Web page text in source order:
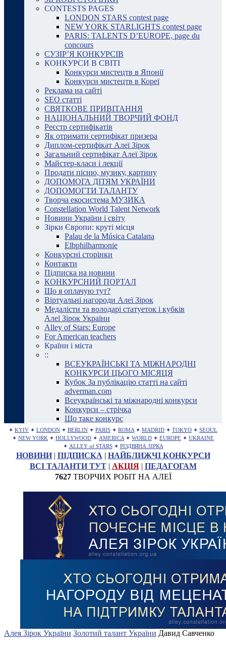
CONTESTS PAGES
LONDON STARS contest page
NEW YORK STARLIGHTS contest page
PARIS: TALENTS D’EUROPE, page du
concours
СУЗІР’Я КОНКУРСІВ
КОНКУРСИ В СВІТІ
Конкурси мистецтв в Японії
Конкурси мистецтв в Кореї
Реклама на сайті
SEO статті
СВЯТКОВЕ ПРИВІТАННЯ
НАЦІОНАЛЬНИЙ ТВОРЧИЙ ФОНД
Реєстр сертифікатів
Як отримати сертифікат призера
Диплом-сертифікат Алеї Зірок
Загальний сертифікат Алеї Зірок
Майстер-класи і лекції
Продати пісню, музику, картину
ДОПОМОГА ДІТЯМ УКРАЇНИ
ДОПОМОГТИ ТАЛАНТУ
Творча екосистема МУЗИКА
Constellation World Talent Network
Новини України і світу
Зірки Європи: круті місця
Palau de la Música Catalana
Elbphilharmonie
Конкурсні сторінки
Контакти
Підписка на новини
КОНКУРСНИЙ ПОРТАЛ
Що я оплачую тут?
Віртуальні нагороди Алеї Зірок
Медалісти та володарі статуеток і кубків
Алеї Зірок України
Alley of Stars: Europe
For American teachers
Країни і міста
::
ВСЕУКРАЇНСЬКІ ТА МІЖНАРОДНІ
КОНКУРСИ ЦЬОГО МІСЯЦЯ
Кубок За публікацію статті на сайті
adverman.com
Всеукраїнські та міжнародні конкурси
Конкурси – стрічка
Що таке конкурс
✦ KYIV ✦ LONDON ✦ BERLIN ✦ PARIS ✦ ROMA ✦ MADRID ✦ TOKYO ✦ SEOUL
✦ NEW YORK ✦ HOLLYWOOD ✦ AMERICA ✦ WORLD ✦ EUROPE ✦ UKRAINE
✦ ALLEY of STARS ✦ РІЗДВЯНА ЗІРКА
НОВИНИ| ПІДПИСКА | НАЙБЛИЖЧІ КОНКУРСИ
ВСІ ТАЛАНТИ ТУТ| АКЦІЯ| ПЕДАГОГАМ
7627ТВОРЧИХ РОБІТ НА АЛЕЇ
Алея Зірок України Золотий талант України Давид Савченко